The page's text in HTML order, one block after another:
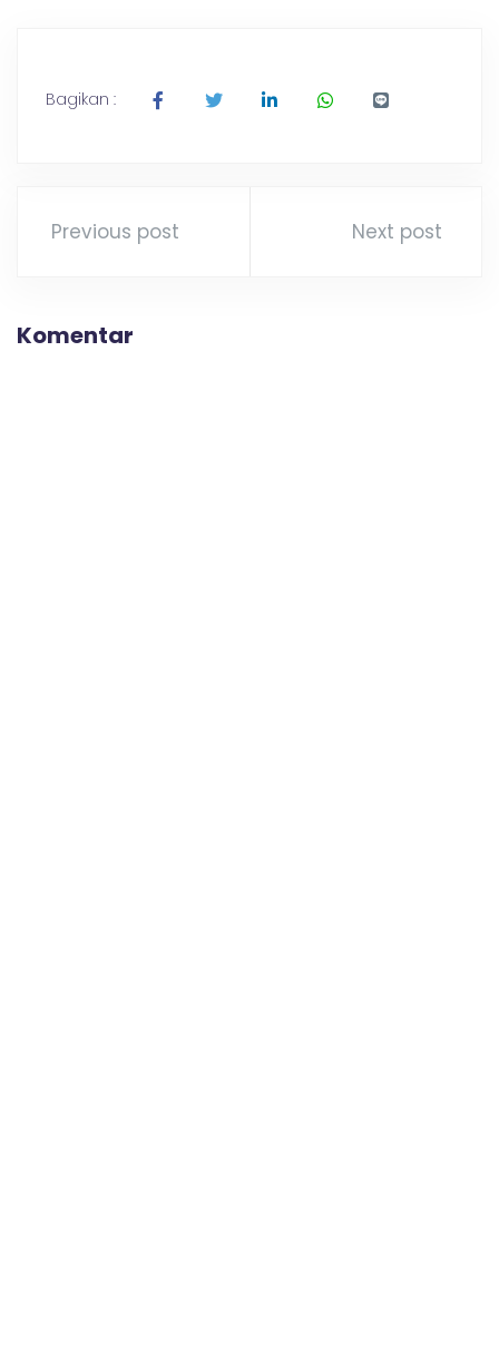
Bagikan :
Previous post Next post
Komentar